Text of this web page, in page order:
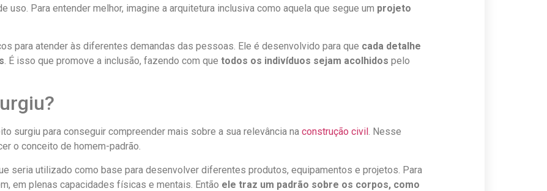
uso. Para entender melhor, imagine a arquitetura inclusiva como aquela que segue um projeto
para atender às diferentes demandas das pessoas. Ele é desenvolvido para que cada detalhe
. É isso que promove a inclusão, fazendo com que todos os indivíduos sejam acolhidos pelo
surgiu para conseguir compreender mais sobre a sua relevância na construção civil . Nesse
o conceito de homem-padrão.
seria utilizado como base para desenvolver diferentes produtos, equipamentos e projetos. Para
em plenas capacidades físicas e mentais. Então ele traz um padrão sobre os corpos, como